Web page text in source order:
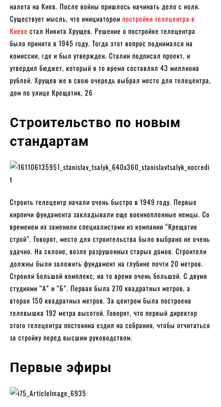
налета на Киев. После войны пришлось начинать дело с ноля.
Существует мысль, что инициатором постройки телецентра в
Киеве стал Никита Хрущев. Решение о постройке телецентра
было принято в 1945 году. Тогда этот вопрос поднимался на
комиссии, где и был утвержден. Сталин подписал проект, и
утвердил бюджет, который в то время составлял 43 миллиона
рублей. Хрущев же в свою очередь выбрал место для телецентра,
дом по улице Крещатик, 26
Строительство по новым
стандартам
Строить телецентр начали очень быстро в 1949 году. Первые
кирпичи фундамента закладывали еще военнопленные немцы. Со
временем их заменили специалистами из компании “Крещатик
строй”. Говорят, место для строительства было выбрано не очень
удачно. На склоне, возле разрушенных старых домов. Строители
должны были заложить фундамент на глубине почти 20 метров.
Строили большой комплекс, на то время очень большой. С двумя
студиями “А” и “Б”. Первая была 270 квадратных метров, а
вторая 150 квадратных метров. За центром была построена
телевышка 192 метра высотой. Говорят, что первый директор
этого телецентра постоянна ездил на собрания, чтобы отчитаться
за стройку перед высшим руководством.
Первые эфиры